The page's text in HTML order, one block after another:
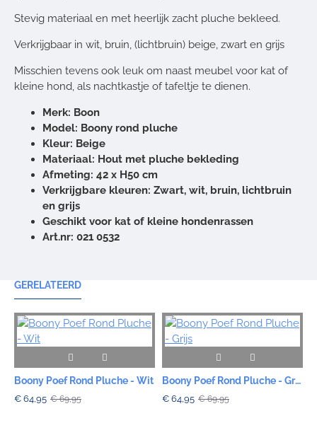
Stevig materiaal en met heerlijk zacht pluche bekleed.
Verkrijgbaar in wit, bruin, (lichtbruin) beige, zwart en grijs
Misschien tevens ook leuk om naast meubel voor kat of
kleine hond, als nachtkastje of tafeltje te dienen.
Merk: Boon
Model: Boony rond pluche
Kleur: Beige
Materiaal: Hout met pluche bekleding
Afmeting: 42 x H50 cm
Verkrijgbare kleuren: Zwart, wit, bruin, lichtbruin
en grijs
Geschikt voor kat of kleine hondenrassen
Art.nr: 021 0532
GERELATEERD
Boony Poef Rond Pluche - Wit
€ 64,95 € 69,95
Boony Poef Rond Pluche - Grijs
€ 64,95 € 69,95